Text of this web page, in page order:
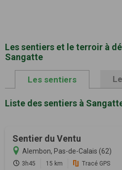
Les sentiers et le terroir à
Sangatte
Les sentiers
Liste des sentiers à
Sentier du Ventu
Alembon, Pas-de-Calais (62)
3h45 15 km Tracé GPS